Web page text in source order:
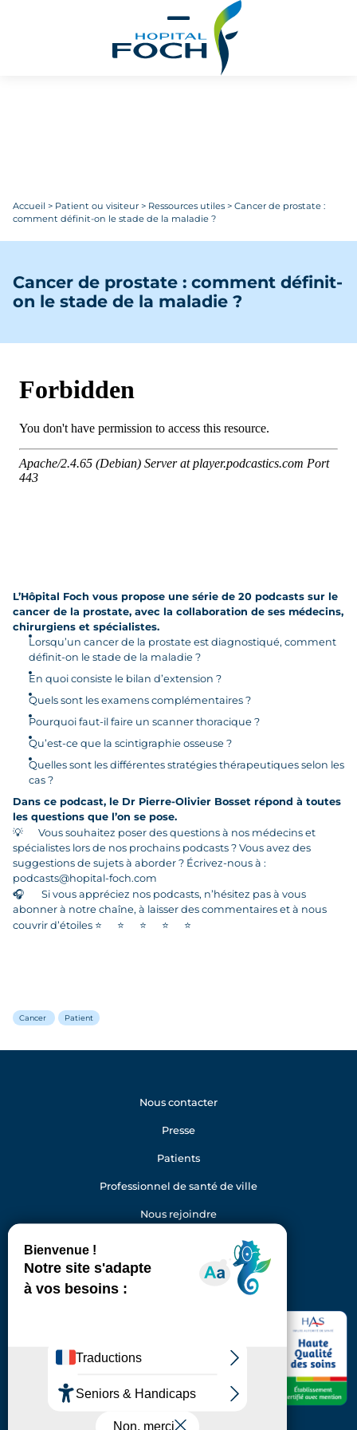
Accueil > Patient ou visiteur > Ressources utiles > Cancer de prostate :
comment définit-on le stade de la maladie ?
Cancer de prostate : comment définit-
on le stade de la maladie ?
L’Hôpital Foch vous propose une série de 20 podcasts sur le
cancer de la prostate, avec la collaboration de ses médecins,
chirurgiens et spécialistes.
Lorsqu’un cancer de la prostate est diagnostiqué, comment
définit-on le stade de la maladie ?
En quoi consiste le bilan d’extension ?
Quels sont les examens complémentaires ?
Pourquoi faut-il faire un scanner thoracique ?
Qu’est-ce que la scintigraphie osseuse ?
Quelles sont les différentes stratégies thérapeutiques selon les
cas ?
Dans ce podcast, le Dr Pierre-Olivier Bosset répond à toutes
les questions que l’on se pose.
💡
Vous souhaitez poser des questions à nos médecins et
spécialistes lors de nos prochains podcasts ? Vous avez des
suggestions de sujets à aborder ? Écrivez-nous à :
podcasts@hopital-foch.com
🎧
Si vous appréciez nos podcasts, n’hésitez pas à vous
abonner à notre chaîne, à laisser des commentaires et à nous
couvrir d’étoiles ⭐ ⭐ ⭐ ⭐ ⭐
Cancer Patient
92150 Suresnes
Standard : 01 46 25 20 00
Nous contacter
Presse
Patients
Professionnel de santé de ville
Nous rejoindre
LinkedInInstagram